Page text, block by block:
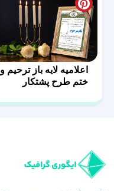
اعلامیه لایه باز ترحیم و
ختم طرح پشتکار